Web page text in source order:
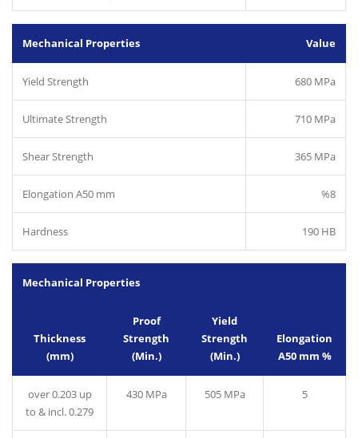
Mechanical Properties Value
Yield Strength 680 MPa
Ultimate Strength 710 MPa
Shear Strength 365 MPa
Elongation A50 mm %8
Hardness 190 HB
Mechanical Properties
Thickness
(mm)
Proof
Strength
(Min.)
Yield
Strength
(Min.)
Elongation
A50 mm %
over 0.203 up
to & incl. 0.279
430 MPa 505 MPa 5